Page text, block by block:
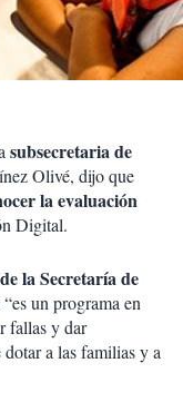
subsecretaria de
Olivé, dijo que
la evaluación
Digital.
la Secretaría de
un programa en
fallas y dar
a las familias y a